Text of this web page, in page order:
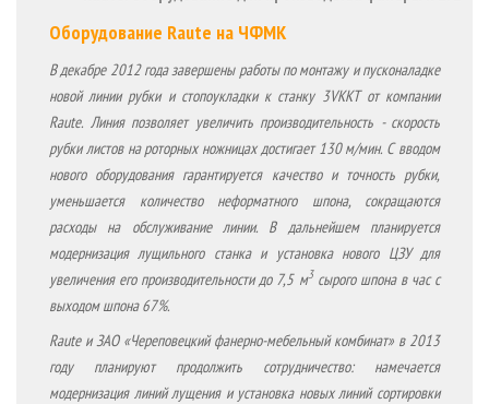
Оборудование Raute на ЧФМК
В декабре 2012 года завершены работы по монтажу и пусконаладке
новой линии рубки и стопоукладки к станку 3VKKT от компании
Raute. Линия позволяет увеличить производительность - скорость
рубки листов на роторных ножницах достигает 130 м/мин. С вводом
нового оборудования гарантируется качество и точность рубки,
уменьшается количество неформатного шпона, сокращаются
расходы на обслуживание линии. В дальнейшем планируется
модернизация лущильного станка и установка нового ЦЗУ для
увеличения его производительности до 7,5 м3сырого шпона в час с
выходом шпона 67%.
Raute и ЗАО «Череповецкий фанерно-мебельный комбинат» в 2013
году планируют продолжить сотрудничество: намечается
модернизация линий лущения и установка новых линий сортировки